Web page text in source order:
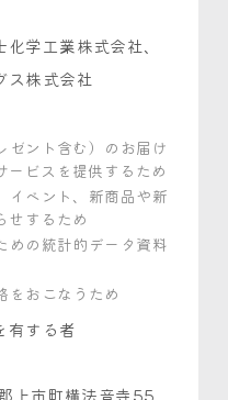
学工業株式会社、
ス株式会社
ゼント含む）のお届け
ービスを提供するため
イベント、新商品や新
せするため
めの統計的データ資料
をおこなうため
有する者
上市町横法音寺55